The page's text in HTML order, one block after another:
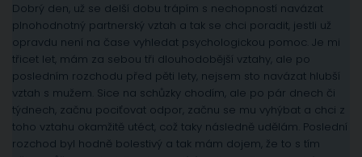
Dobrý den, už se delší dobu trápím s nechopností navázat
plnohodnotný partnerský vztah a tak se chci poradit, jestli už
opravdu není na čase vyhledat psychologickou pomoc. Je mi
třicet let, mám za sebou tři dlouhodobější vztahy, ale po
posledním rozchodu před pěti lety, nejsem sto navázat hlubší
vztah s mužem. Sice na schůzky chodím, ale po pár dnech či
týdnech, začnu pociťovat odpor, začnu se mu vyhýbat a chci z
toho vztahu okamžitě utéct, což taky následně udělám. Poslední
rozchod byl hodně bolestivý a tak mám dojem, že to s tím